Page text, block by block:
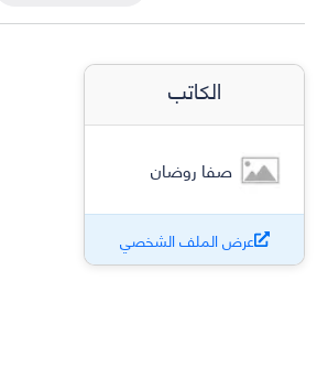
الكاتب
صفا روضان
عرض الملف الشخصي